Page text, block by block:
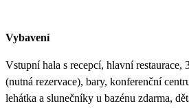
Vybavení
Vstupní hala s recepcí, hlavní restaurace,
(nutná rezervace), bary, konferenční
lehátka a slunečníky u bazénu zdarma,